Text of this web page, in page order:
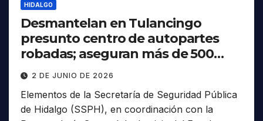
HIDALGO
Desmantelan en Tulancingo
presunto centro de autopartes
robadas; aseguran más de 500
piezas
2 DE JUNIO DE 2026
Elementos de la Secretaría de Seguridad Pública
de Hidalgo (SSPH), en coordinación con la